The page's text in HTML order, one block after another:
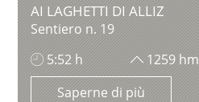
AI LAGHETTI DI ALLIZ
Sentiero n. 19
5:52 h
1259 hm
Saperne di più